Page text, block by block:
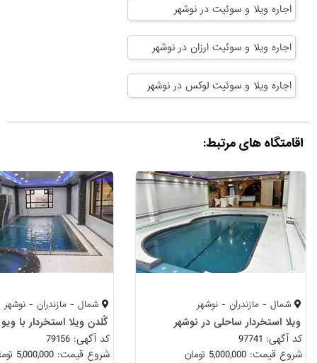
اجاره ویلا و سوئیت در نوشهر
اجاره ویلا و سوئیت ارزان در نوشهر
اجاره ویلا و سوئیت لوکس در نوشهر
اقامتگاه های مرتبط:
شمال - مازندران - نوشهر
ویلا استخردار ساحلی در نوشهر
کد آگهی: 97741
شروع قیمت: 5,000,000 تومان
شمال - مازندران - نوشهر
کد آگهی: 79156
شروع قیمت: 5,000,000 تومان